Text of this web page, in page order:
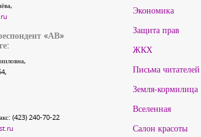
«АВ»
(423) 240-70-22
Экономика
Защита прав
ЖКХ
Письма читателей
Земля-кормилица
Вселенная
Салон красоты